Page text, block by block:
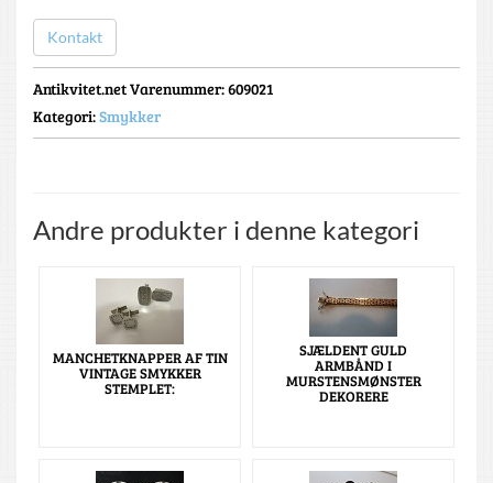
Kontakt
Antikvitet.net Varenummer: 609021
Kategori:Smykker
Andre produkter i denne kategori
MANCHETKNAPPER AF TIN
VINTAGE SMYKKER
STEMPLET:
SJÆLDENT GULD
ARMBÅND I
MURSTENSMØNSTER
DEKORERE